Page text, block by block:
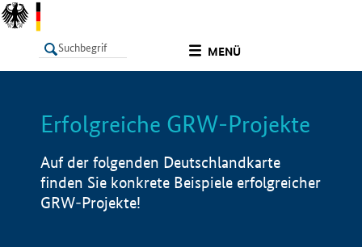
MENÜ
LISTE Info
Erfolgreiche GRW-Projekte
Auf der folgenden Deutschlandkarte
finden Sie konkrete Beispiele erfolgreicher
GRW-Projekte!